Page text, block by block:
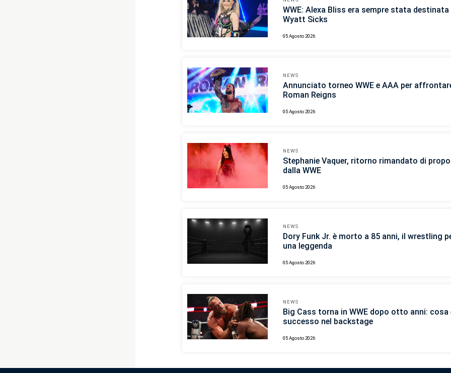
WWE: Alexa Bliss era sempre stata destinata
Wyatt Sicks
05 Agosto 2026
NEWS
Annunciato torneo WWE e AAA per
Roman Reigns
05 Agosto 2026
NEWS
Stephanie Vaquer, ritorno rimandato di
dalla WWE
05 Agosto 2026
NEWS
Dory Funk Jr. è morto a 85 anni, il wrestling
una leggenda
05 Agosto 2026
NEWS
Big Cass torna in WWE dopo otto anni: cosa
successo nel backstage
05 Agosto 2026